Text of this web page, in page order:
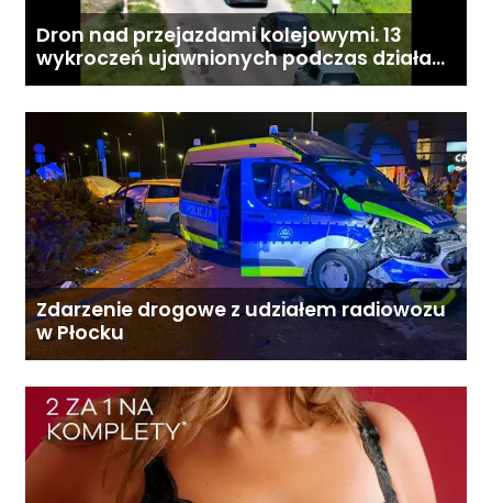
Dron nad przejazdami kolejowymi. 13
wykroczeń ujawnionych podczas działań
„Bezpieczny przejazd kolejowy”
Zdarzenie drogowe z udziałem radiowozu
w Płocku